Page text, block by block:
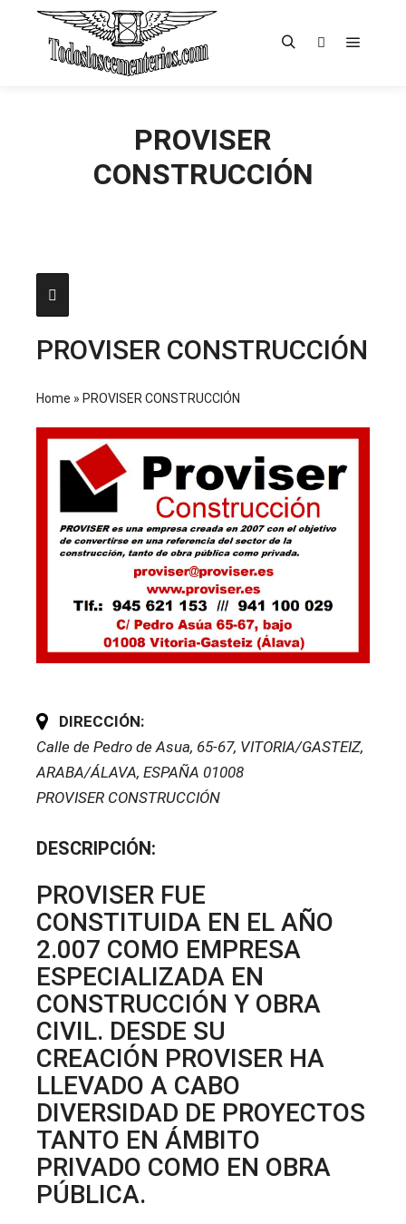
PROVISER
CONSTRUCCIÓN
PROVISER CONSTRUCCIÓN
Home » PROVISER CONSTRUCCIÓN
DIRECCIÓN:
Calle de Pedro de Asua, 65-67, VITORIA/GASTEIZ,
ARABA/ÁLAVA, ESPAÑA 01008
PROVISER CONSTRUCCIÓN
DESCRIPCIÓN:
PROVISER FUE
CONSTITUIDA EN EL AÑO
2.007 COMO EMPRESA
ESPECIALIZADA EN
CONSTRUCCIÓN Y OBRA
CIVIL. DESDE SU
CREACIÓN PROVISER HA
LLEVADO A CABO
DIVERSIDAD DE PROYECTOS
TANTO EN ÁMBITO
PRIVADO COMO EN OBRA
PÚBLICA.